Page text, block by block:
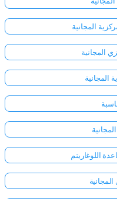
المجانية
المجانية
المجانية
اللوغاريتم